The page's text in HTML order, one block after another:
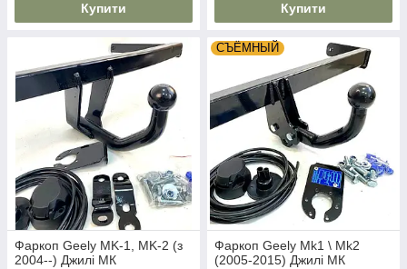
Купити Купити
Фаркоп Geely MK-1, MK-2 (з
2004--) Джилі МК
СЪЁМНЫЙ
Фаркоп Geely Mk1 \ Mk2
(2005-2015) Джилі МК